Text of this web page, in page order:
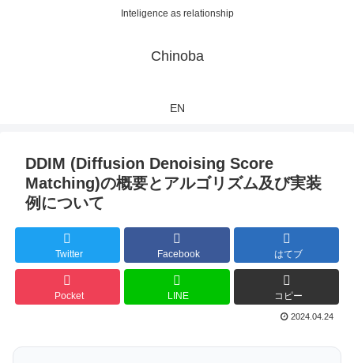
Inteligence as relationship
Chinoba
EN
DDIM (Diffusion Denoising Score
Matching)の概要とアルゴリズム及び実装
例について
Twitter Facebook はてブ
Pocket LINE コピー
2024.04.24